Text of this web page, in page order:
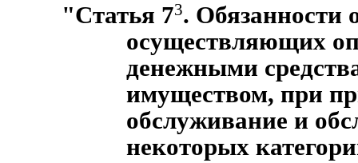
"Статья 73. Обязанности
осуществляющих
денежными
имуществом, при
обслуживание и
некоторых